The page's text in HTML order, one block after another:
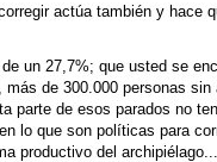
actúa también y hace
un 27,7%; que usted se
de 300.000 personas
parte de esos parados no
lo que son políticas para
productivo del